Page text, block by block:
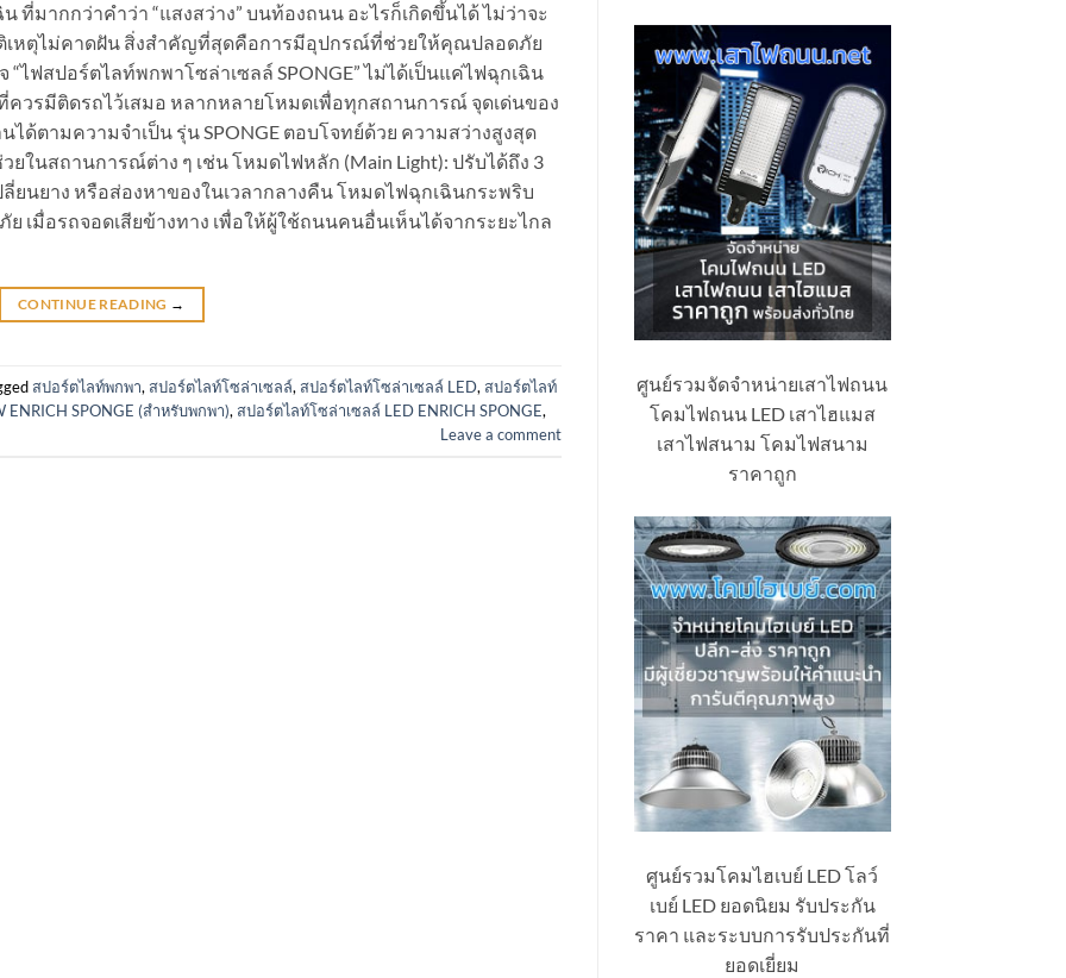
ที่มากกว่าคำว่า “แสงสว่าง” บนท้องถนน อะไรก็เกิดขึ้นได้ ไม่ว่าจะ
ติเหตุไม่คาดฝัน สิ่งสำคัญที่สุดคือการมีอุปกรณ์ที่ช่วยให้คุณปลอดภัย
ไฟสปอร์ตไลท์พกพาโซล่าเซลล์ SPONGE” ไม่ได้เป็นแค่ไฟฉุกเฉิน
วรมีติดรถไว้เสมอ หลากหลายโหมดเพื่อทุกสถานการณ์ จุดเด่นของ
ด้ตามความจำเป็น รุ่น SPONGE ตอบโจทย์ด้วย ความสว่างสูงสุด
ยในสถานการณ์ต่าง ๆ เช่น โหมดไฟหลัก (Main Light): ปรับได้ถึง 3
ลี่ยนยาง หรือส่องหาของในเวลากลางคืน โหมดไฟฉุกเฉินกระพริบ
ย เมื่อรถจอดเสียข้างทาง เพื่อให้ผู้ใช้ถนนคนอื่นเห็นได้จากระยะไกล
CONTINUE READING →
สปอร์ตไลท์พกพา, สปอร์ตไลท์โซล่าเซลล์, สปอร์ตไลท์โซล่าเซลล์ LED, สปอร์ตไลท์
SPONGE (สำหรับพกพา), สปอร์ตไลท์โซล่าเซลล์ LED ENRICH SPONGE,
Leave a comment
ศูนย์รวมจัดจำหน่ายเสาไฟถนน
โคมไฟถนน LED เสาไฮแมส
เสาไฟสนาม โคมไฟสนาม
ราคาถูก
ศูนย์รวมโคมไฮเบย์ LED โลว์
เบย์ LED ยอดนิยม รับประกัน
ราคา และระบบการรับประกันที่
ยอดเยี่ยม